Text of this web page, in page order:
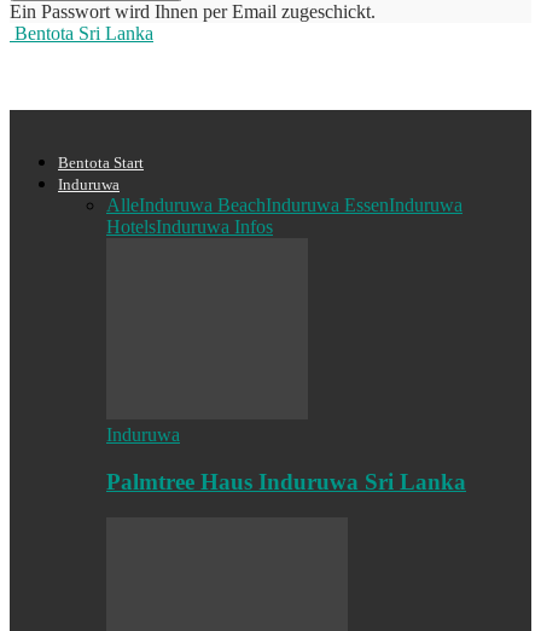
Ein Passwort wird Ihnen per Email zugeschickt.
Bentota Sri Lanka
Bentota Start
Induruwa
AlleInduruwa BeachInduruwa EssenInduruwa
HotelsInduruwa Infos
Induruwa
Palmtree Haus Induruwa Sri Lanka